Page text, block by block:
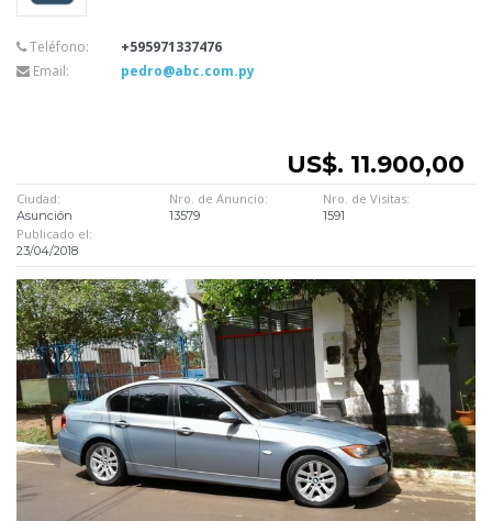
Teléfono:
+595971337476
Email:
pedro@abc.com.py
US$. 11.900,00
Ciudad:
Asunción
Nro. de Anuncio:
13579
Nro. de Visitas:
1591
Publicado el:
23/04/2018